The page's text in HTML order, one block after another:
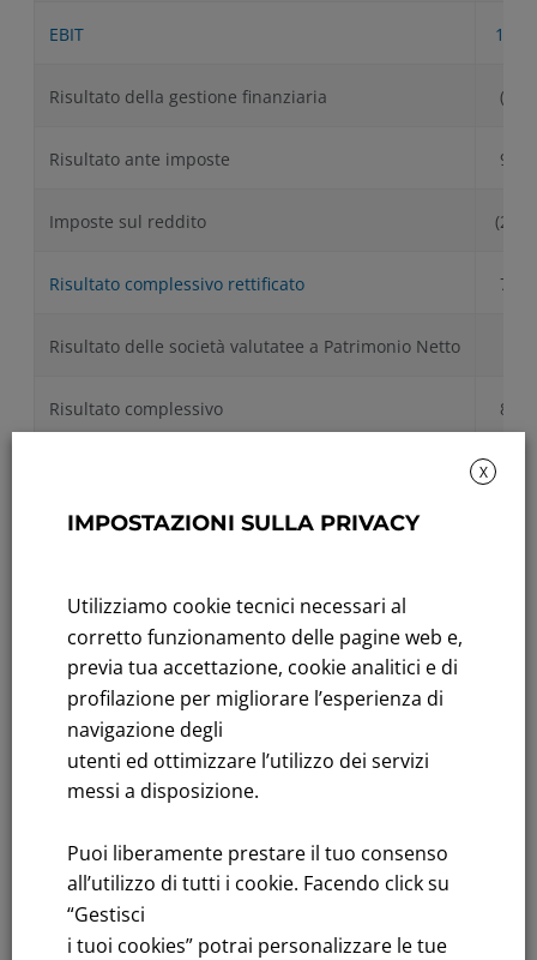
EBIT 104.7
Risultato della gestione finanziaria (5.6)
Risultato ante imposte 99.1
Imposte sul reddito (23.5)
Risultato complessivo rettificato 75.6
Risultato delle società valutatee a Patrimonio Netto
Risultato complessivo 82.0
Utile complessivo di Gruppo
Ai fini della rappresentazione dei dati economici, i dati
pro-forma 2021 considerano MISE consolidata
integralmente a partire dal 1 gennaio e si confrontano
con i risultati pro-forma 2020 calcolati come se MISE fosse
stata consolidata integralmente a partire dal 1 gennaio
2020.
Ai fini della rappresentazione dei dati economici, i dati
integralmente a partire dalla data di acquisizione, ovvero
dal 26 febbraio e si confrontano con i risultati actual 2020,
che non includono le performance di MISE.
X
IMPOSTAZIONI SULLA PRIVACY
Utilizziamo cookie tecnici necessari al
corretto funzionamento delle pagine web e,
previa tua accettazione, cookie analitici e di
profilazione per migliorare l’esperienza di
navigazione degli
utenti ed ottimizzare l’utilizzo dei servizi
messi a disposizione.
Puoi liberamente prestare il tuo consenso
all’utilizzo di tutti i cookie. Facendo click su
“Gestisci
i tuoi cookies” potrai personalizzare le tue